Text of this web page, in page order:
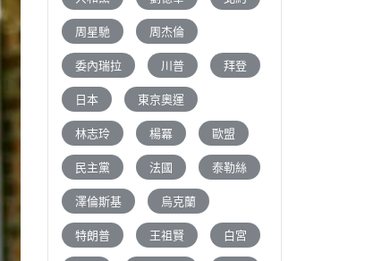
周星馳 周杰倫
委內瑞拉 川普 拜登
日本 東京奧運
林志玲 楊冪 歐盟
民主黨 法國 泰勒絲
澤倫斯基 烏克蘭
特朗普 王祖賢 白宮